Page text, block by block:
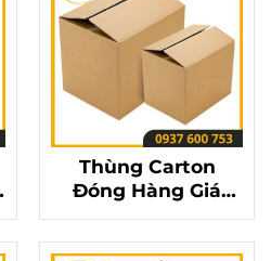
Thùng Carton
Đóng Hàng Giá
Cạnh Tranh – Chất
Lượng Vượt Trội,